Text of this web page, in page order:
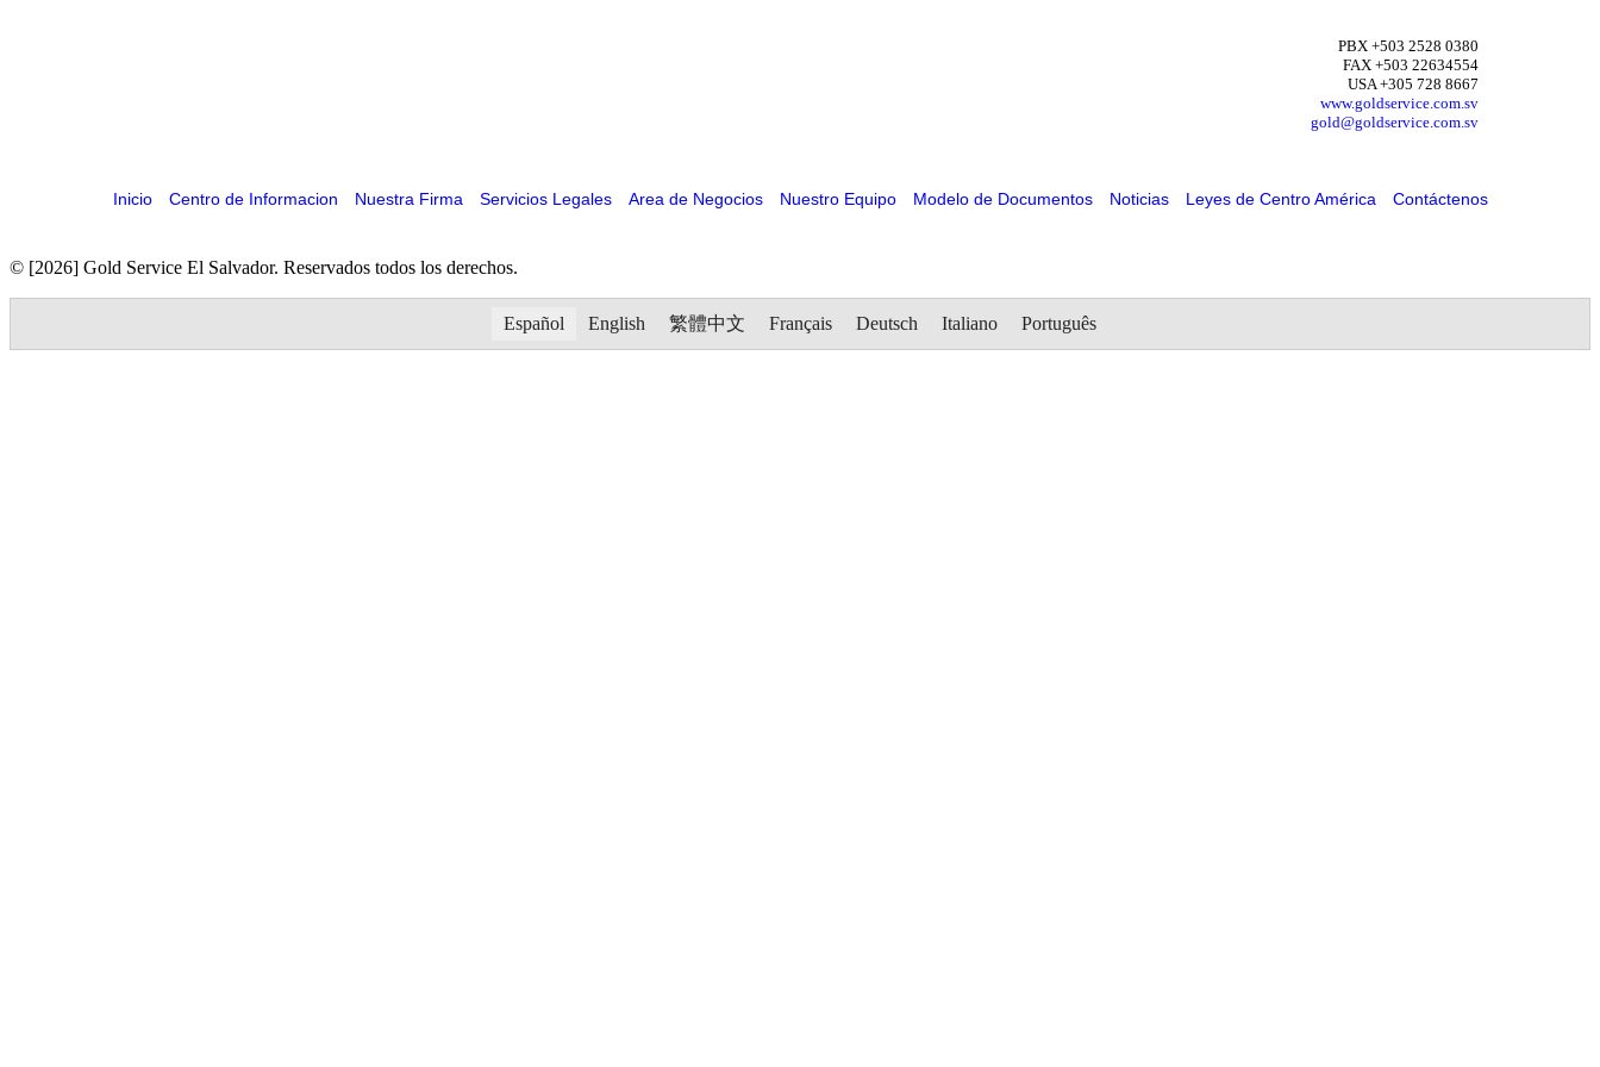
PBX +503 2528 0380
FAX +503 22634554
USA +305 728 8667
www.goldservice.com.sv
gold@goldservice.com.sv
Inicio Centro de Informacion Nuestra Firma Servicios Legales Area de Negocios Nuestro Equipo Modelo de Documentos Noticias Leyes de Centro América Contáctenos
© [2026] Gold Service El Salvador. Reservados todos los derechos.
Español English 繁體中文 Français Deutsch Italiano Português